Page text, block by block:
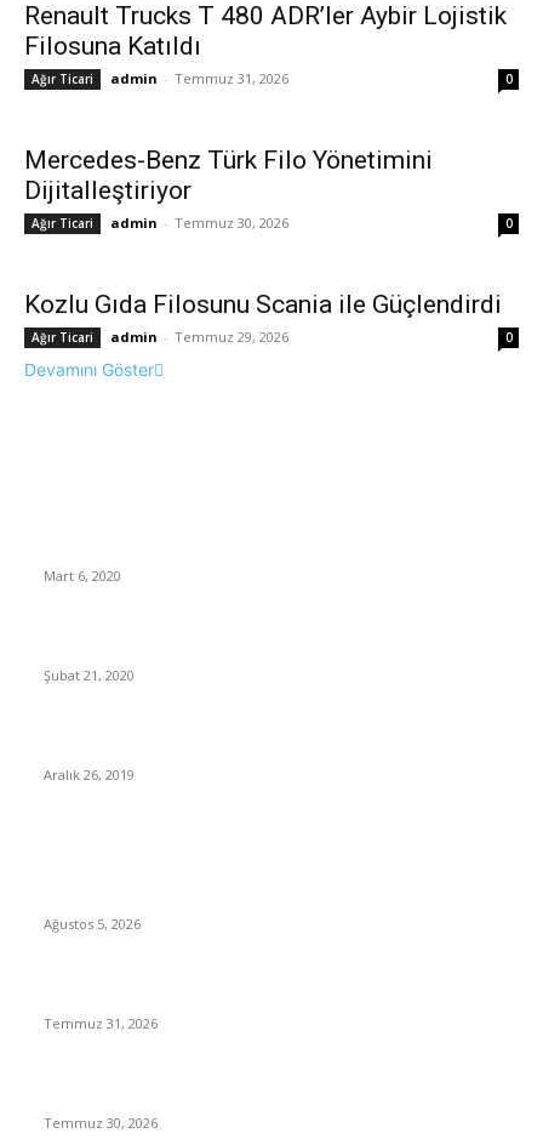
Renault Trucks T 480 ADR’ler Aybir Lojistik
Filosuna Katıldı
Ağır Ticari admin - Temmuz 31, 2026 0
Mercedes-Benz Türk Filo Yönetimini
Dijitalleştiriyor
Ağır Ticari admin - Temmuz 30, 2026 0
Kozlu Gıda Filosunu Scania ile Güçlendirdi
Ağır Ticari admin - Temmuz 29, 2026 0
Devamını Göster
Mart 6, 2020
Şubat 21, 2020
Aralık 26, 2019
Ağustos 5, 2026
Temmuz 31, 2026
Temmuz 30, 2026